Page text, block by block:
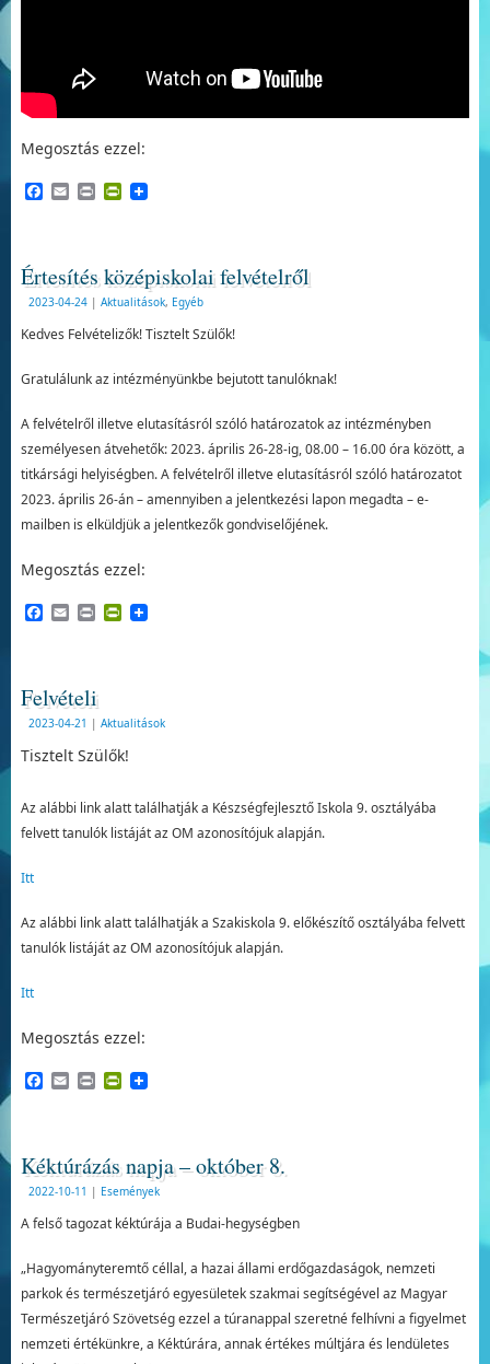
Megosztás ezzel:
Facebook
EmailPrintPrintFriendly
Értesítés középiskolai felvételről
2023-04-24 | Aktualitások, Egyéb
Kedves Felvételizők! Tisztelt Szülők!
Gratulálunk az intézményünkbe bejutott tanulóknak!
A felvételről illetve elutasításról szóló határozatok az intézményben
személyesen átvehetők: 2023. április 26-28-ig, 08.00 – 16.00 óra között, a
titkársági helyiségben. A felvételről illetve elutasításról szóló határozatot
2023. április 26-án – amennyiben a jelentkezési lapon megadta – e-
mailben is elküldjük a jelentkezők gondviselőjének.
Megosztás ezzel:
Facebook
EmailPrintPrintFriendly
Felvételi
2023-04-21 | Aktualitások
Tisztelt Szülők!
Az alábbi link alatt találhatják a Készségfejlesztő Iskola 9. osztályába
felvett tanulók listáját az OM azonosítójuk alapján.
Itt
Az alábbi link alatt találhatják a Szakiskola 9. előkészítő osztályába felvett
tanulók listáját az OM azonosítójuk alapján.
Itt
Megosztás ezzel:
Facebook
EmailPrintPrintFriendly
Kéktúrázás napja – október 8.
2022-10-11 | Események
A felső tagozat kéktúrája a Budai-hegységben
„Hagyományteremtő céllal, a hazai állami erdőgazdaságok, nemzeti
parkok és természetjáró egyesületek szakmai segítségével az Magyar
Természetjáró Szövetség ezzel a túranappal szeretné felhívni a figyelmet
nemzeti értékünkre, a Kéktúrára, annak értékes múltjára és lendületes